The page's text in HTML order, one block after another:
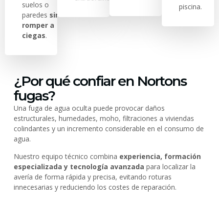
suelos o
paredes sin
romper a
ciegas.
piscina.
¿Por qué confiar en Nortons
fugas?
Una fuga de agua oculta puede provocar daños
estructurales, humedades, moho, filtraciones a viviendas
colindantes y un incremento considerable en el consumo de
agua.
Nuestro equipo técnico combina experiencia, formación
especializada y tecnología avanzada para localizar la
avería de forma rápida y precisa, evitando roturas
innecesarias y reduciendo los costes de reparación.